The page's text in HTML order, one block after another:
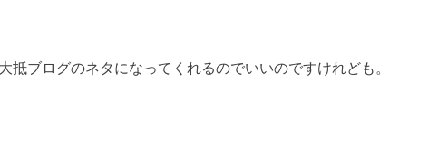
抵ブログのネタになってくれるのでいいのですけれども。